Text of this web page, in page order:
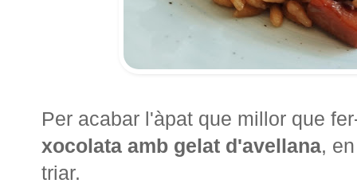
Per acabar l'àpat que millor que
xocolata amb gelat d'avellana,
triar.